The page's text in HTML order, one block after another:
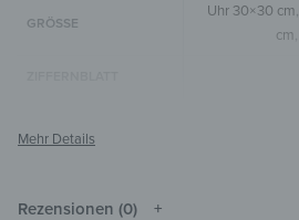
GRÖSSE
Uhr 30×30 cm,
cm,
Rezensionen (0)